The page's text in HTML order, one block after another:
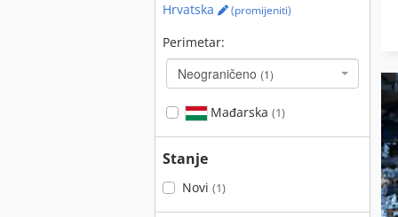
Hrvatska
(promijeniti)
Perimetar:
Neograničeno (1)
Mađarska (1)
Stanje
Novi (1)